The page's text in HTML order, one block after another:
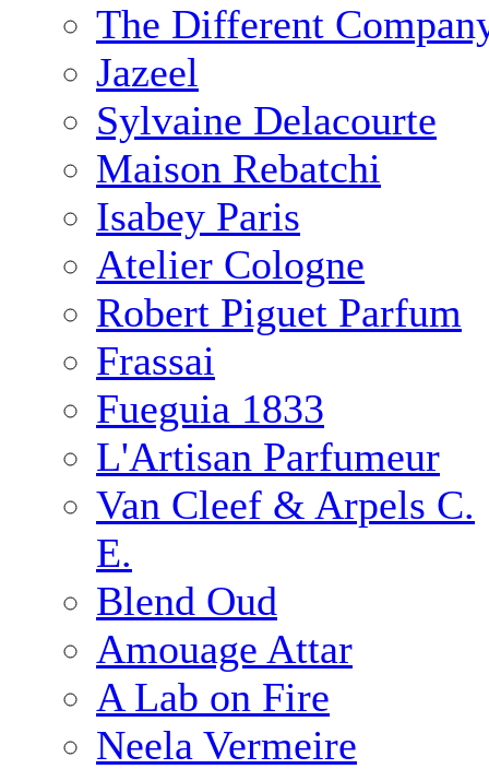
The Different
Jazeel
Sylvaine Delacourte
Maison Rebatchi
Isabey Paris
Atelier Cologne
Robert Piguet Parfum
Frassai
Fueguia 1833
L'Artisan Parfumeur
Van Cleef & Arpels C.
E.
Blend Oud
Amouage Attar
A Lab on Fire
Neela Vermeire